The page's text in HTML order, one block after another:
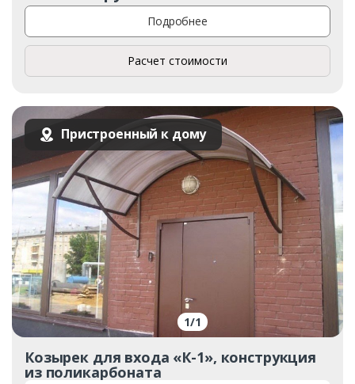
Подробнее
Расчет стоимости
Пристроенный к дому
1/1
Козырек для входа «К-1», конструкция
из поликарбоната